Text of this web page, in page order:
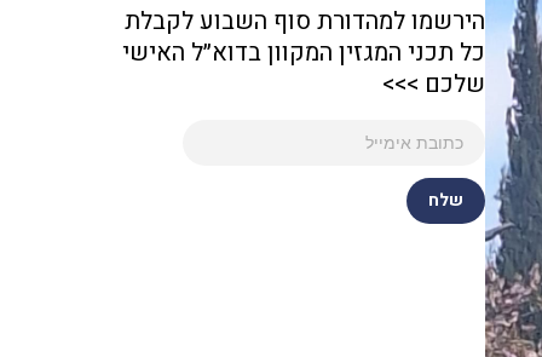
הירשמו למהדורת סוף השבוע לקבלת
כל תכני המגזין המקוון בדוא״ל האישי
שלכם >>>